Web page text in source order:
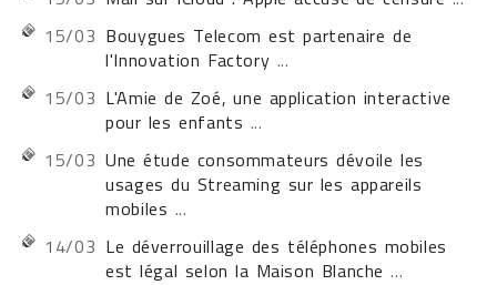
15/03 Bouygues Telecom est partenaire de
l'Innovation Factory ...
15/03 L'Amie de Zoé, une application interactive
pour les enfants ...
15/03 Une étude consommateurs dévoile les
usages du Streaming sur les appareils
mobiles ...
14/03 Le déverrouillage des téléphones mobiles
est légal selon la Maison Blanche ...